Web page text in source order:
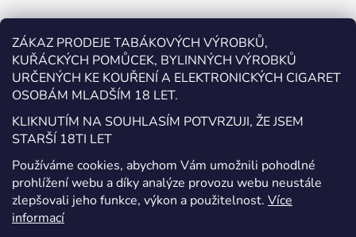
ZÁKAZ PRODEJE TABÁKOVÝCH VÝROBKŮ,
KUŘÁCKÝCH POMŮCEK, BYLINNÝCH VÝROBKŮ
URČENÝCH KE KOUŘENÍ A ELEKTRONICKÝCH CIGARET
OSOBÁM MLADŠÍM 18 LET.
KLIKNUTÍM NA SOUHLASÍM POTVRZUJI, ŽE JSEM
STARŠÍ 18TI LET
Používáme cookies, abychom Vám umožnili pohodlné
prohlížení webu a díky analýze provozu webu neustále
zlepšovali jeho funkce, výkon a použitelnost. Více
informací
Odebírat newsletter
Vložte svůj e-mail a my vám budeme zasílat informace o
nových produktech na našem e-shopu.
E-mail
Vložením e-mailu souhlasíte s
podmínkami ochrany
osobních údajů
PŘIHLÁSIT SE